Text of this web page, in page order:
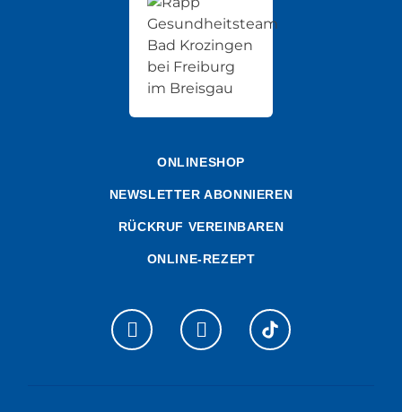
ONLINESHOP
NEWSLETTER ABONNIEREN
RÜCKRUF VEREINBAREN
ONLINE-REZEPT